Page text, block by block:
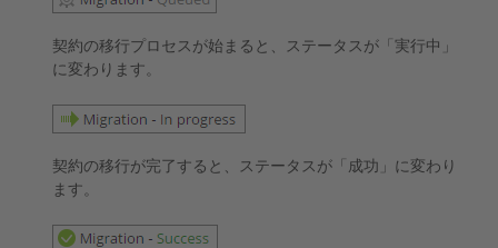
契約の移行プロセスが始まると、ステータスが「実行中」
に変わります。
契約の移行が完了すると、ステータスが「成功」に変わり
ます。